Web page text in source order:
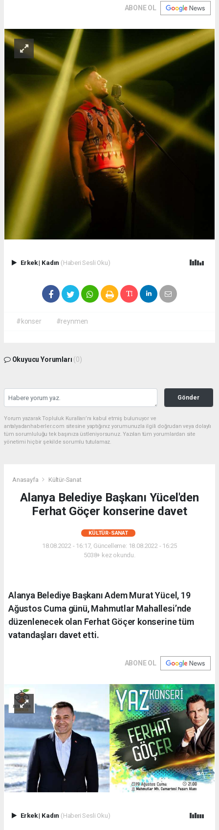
ABONE OL
Erkek| Kadın (Haberi Sesli Oku)
#konser #reynmen
Okuyucu Yorumları (0)
Gönder
Yorum yazarak Topluluk Kuralları’nı kabul etmiş bulunuyor ve
antalyadanhaberler.com sitesine yaptığınız yorumunuzla ilgili doğrudan veya dolaylı
tüm sorumluluğu tek başınıza üstleniyorsunuz. Yazılan tüm yorumlardan site
yönetimi hiçbir şekilde sorumlu tutulamaz.
Anasayfa Kültür-Sanat
Alanya Belediye Başkanı Yücel'den
Ferhat Göçer konserine davet
KÜLTÜR-SANAT
18.08.2022 - 16:17, Güncelleme: 18.08.2022 - 16:25
5038+ kez okundu.
Alanya Belediye Başkanı Adem Murat Yücel, 19
Ağustos Cuma günü, Mahmutlar Mahallesi’nde
düzenlenecek olan Ferhat Göçer konserine tüm
vatandaşları davet etti.
ABONE OL
Erkek| Kadın (Haberi Sesli Oku)